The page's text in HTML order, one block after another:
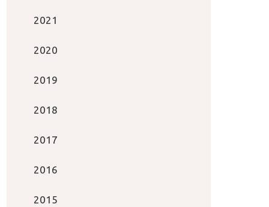
2021
2020
2019
2018
2017
2016
2015